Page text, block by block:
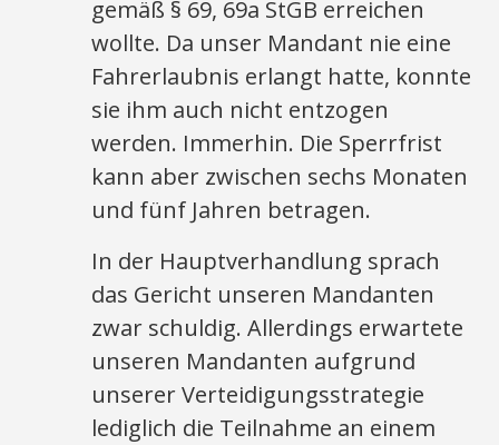
gemäß § 69, 69a StGB erreichen
wollte. Da unser Mandant nie eine
Fahrerlaubnis erlangt hatte, konnte
sie ihm auch nicht entzogen
werden. Immerhin. Die Sperrfrist
kann aber zwischen sechs Monaten
und fünf Jahren betragen.
In der Hauptverhandlung sprach
das Gericht unseren Mandanten
zwar schuldig. Allerdings erwartete
unseren Mandanten aufgrund
unserer Verteidigungsstrategie
lediglich die Teilnahme an einem